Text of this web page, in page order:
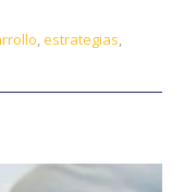
,estrategias,